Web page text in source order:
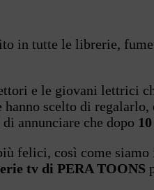
in tutte le librerie,
e le giovani lettrici
scelto di
annunciare che dopo
felici, così come
tv di PERA TOONS